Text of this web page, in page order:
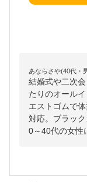
あならさや(40代・
結婚式や二次
たりのオール
エストゴムで
対応。ブラッ
0～40代の女性